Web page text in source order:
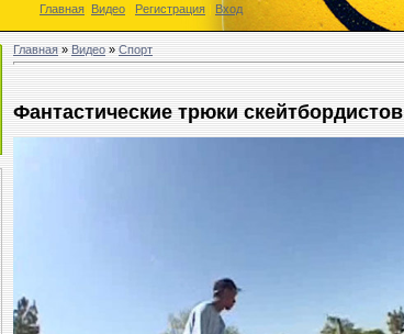
Главная Видео Регистрация Вход
Главная»Видео»Спорт
Фантастические трюки скейтбордистов